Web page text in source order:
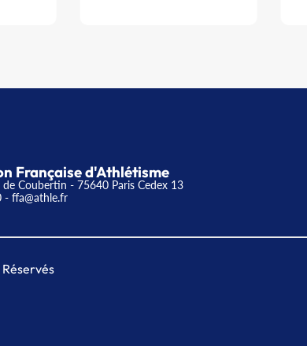
Française d'Athlétisme
de Coubertin - 75640 Paris Cedex 13
- ffa@athle.fr